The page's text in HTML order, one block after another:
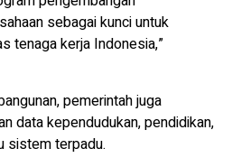
sebagai kunci untuk
tenaga kerja Indonesia,”
pemerintah juga
data kependudukan, pendidikan,
sistem terpadu.